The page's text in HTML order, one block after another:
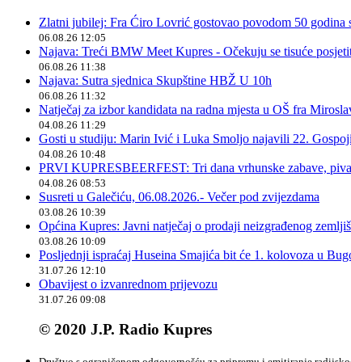
Zlatni jubilej: Fra Ćiro Lovrić gostovao povodom 50 godina
06.08.26 12:05
Najava: Treći BMW Meet Kupres - Očekuju se tisuće
06.08.26 11:38
Najava: Sutra sjednica Skupštine HBŽ U 10h
06.08.26 11:32
Natječaj za izbor kandidata na radna mjesta u OŠ fra
04.08.26 11:29
Gosti u studiju: Marin Ivić i Luka Smoljo najavili 22.
04.08.26 10:48
PRVI KUPRESBEERFEST: Tri dana vrhunske zabave,
04.08.26 08:53
Susreti u Galečiću, 06.08.2026.- Večer pod zvijezdama
03.08.26 10:39
Općina Kupres: Javni natječaj o prodaji neizgrađenog
03.08.26 10:09
Posljednji ispraćaj Huseina Smajića bit će 1. kolovoza u
31.07.26 12:10
Obavijest o izvanrednom prijevozu
31.07.26 09:08
© 2020 J.P. Radio Kupres